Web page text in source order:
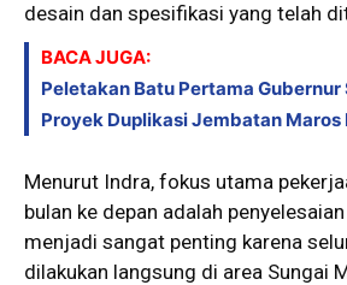
desain dan spesifikasi yang telah
BACA JUGA:
Peletakan Batu Pertama Gubernur
Proyek Duplikasi Jembatan Maros
Menurut Indra, fokus utama
bulan ke depan adalah
menjadi sangat penting karena
dilakukan langsung di area Sungai